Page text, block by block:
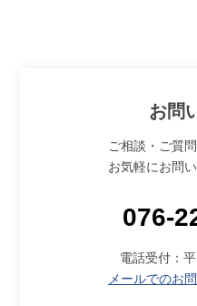
お問
ご相談・ご質
お気軽にお問
076-
電話受付：
メールでのお